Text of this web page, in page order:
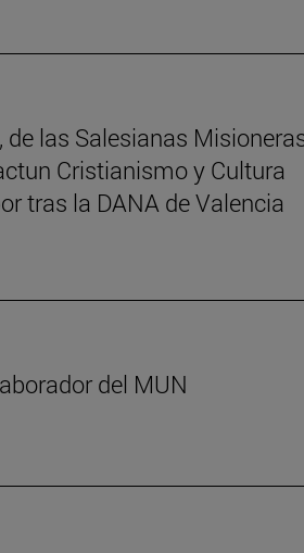
las Salesianas
Cristianismo y Cultura
tras la DANA de Valencia
del MUN